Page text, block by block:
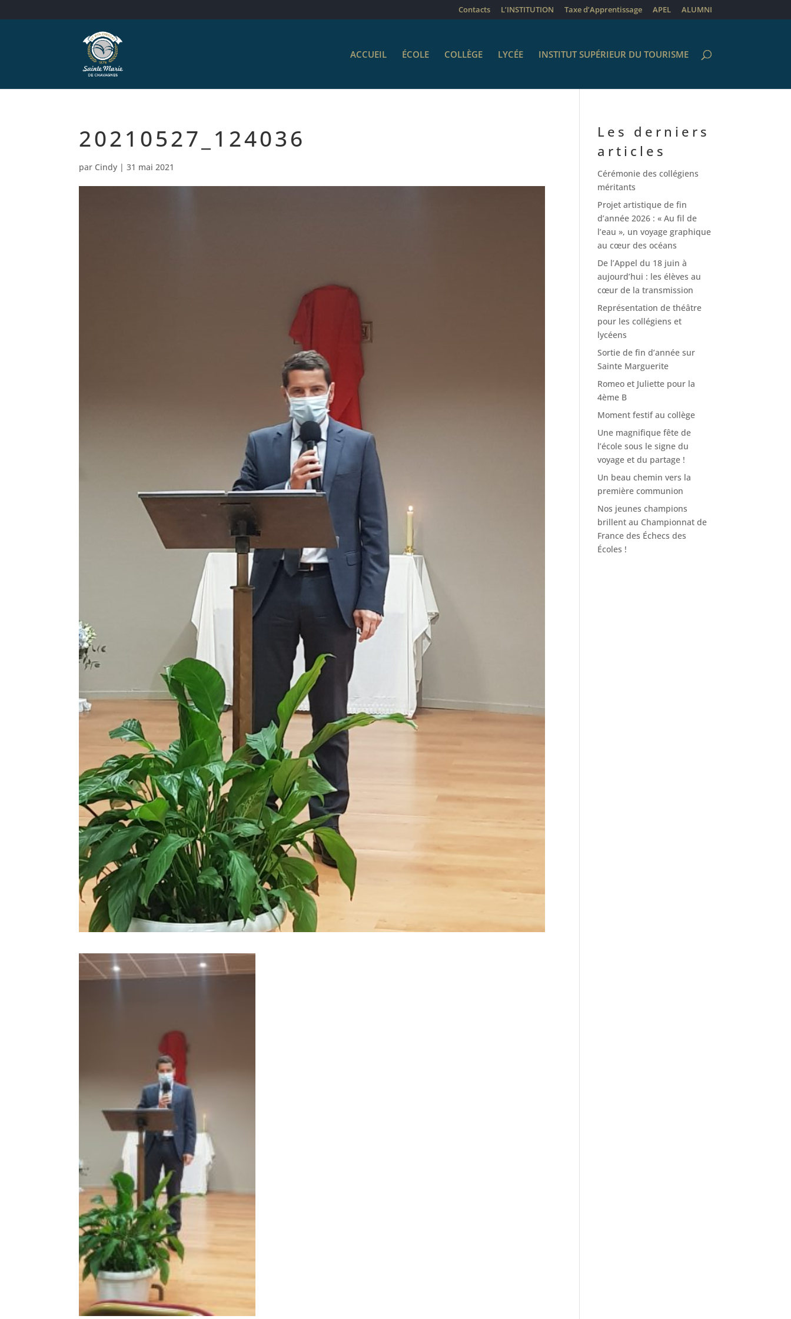
Contacts L’INSTITUTION Taxe d’Apprentissage APEL ALUMNI
ACCUEIL ÉCOLE COLLÈGE LYCÉE INSTITUT SUPÉRIEUR DU TOURISME
20210527_124036
par Cindy |31 mai 2021
Les derniers
articles
Cérémonie des collégiens
méritants
Projet artistique de fin
d’année 2026 : « Au fil de
l’eau », un voyage graphique
au cœur des océans
De l’Appel du 18 juin à
aujourd’hui : les élèves au
cœur de la transmission
Représentation de théâtre
pour les collégiens et
lycéens
Sortie de fin d’année sur
Sainte Marguerite
Romeo et Juliette pour la
4ème B
Moment festif au collège
Une magnifique fête de
l’école sous le signe du
voyage et du partage !
Un beau chemin vers la
première communion
Nos jeunes champions
brillent au Championnat de
France des Échecs des
Écoles !